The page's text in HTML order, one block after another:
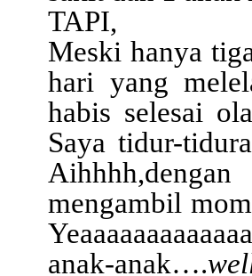
TAPI,
Meski hanya
hari yang
habis selesai
Saya tidur-
mengambil
anak-anak….